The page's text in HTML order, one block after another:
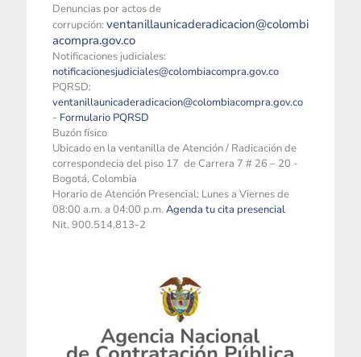
Denuncias por actos de
corrupción: ventanillaunicaderadicacion@colombi
acompra.gov.co
Notificaciones judiciales:
notificacionesjudiciales@colombiacompra.gov.co
PQRSD:
ventanillaunicaderadicacion@colombiacompra.gov.co
- Formulario PQRSD
Buzón físico
Ubicado en la ventanilla de Atención / Radicación de
correspondecia del piso 17 de Carrera 7 # 26 – 20 -
Bogotá, Colombia
Horario de Atención Presencial: Lunes a Viernes de
08:00 a.m. a 04:00 p.m. Agenda tu cita presencial
Nit. 900.514.813-2